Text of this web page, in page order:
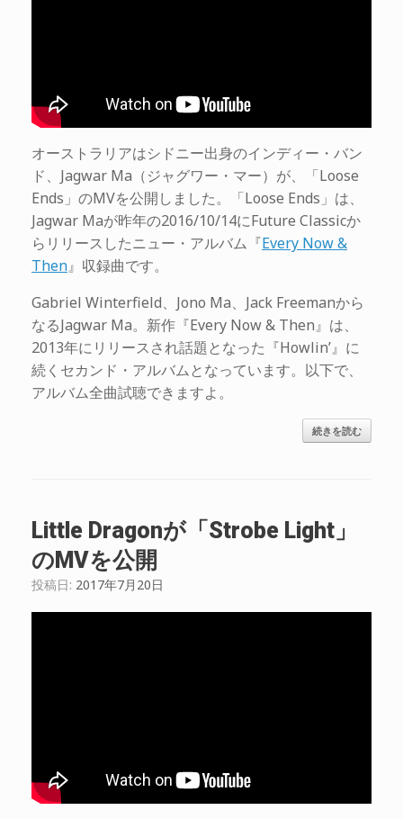
オーストラリアはシドニー出身のインディー・バン
ド、Jagwar Ma（ジャグワー・マー）が、「Loose
Ends」のMVを公開しました。「Loose Ends」は、
Jagwar Maが昨年の2016/10/14にFuture Classicか
らリリースしたニュー・アルバム『Every Now &
Then』収録曲です。
Gabriel Winterfield、Jono Ma、Jack Freemanから
なるJagwar Ma。新作『Every Now & Then』は、
2013年にリリースされ話題となった『Howlin’』に
続くセカンド・アルバムとなっています。以下で、
アルバム全曲試聴できますよ。
続きを読む
Little Dragonが「Strobe Light」
のMVを公開
投稿日: 2017年7月20日